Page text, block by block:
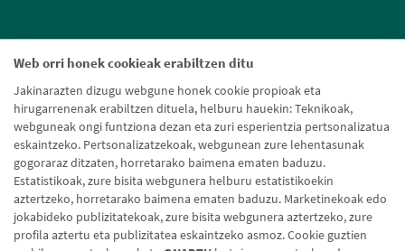
Web orri honek cookieak erabiltzen ditu
Jakinarazten dizugu webgune honek cookie propioak eta
hirugarrenenak erabiltzen dituela, helburu hauekin: Teknikoak,
webguneak ongi funtziona dezan eta zuri esperientzia pertsonalizatua
eskaintzeko. Pertsonalizatzekoak, webgunean zure lehentasunak
gogoraraz ditzaten, horretarako baimena ematen baduzu.
Estatistikoak, zure bisita webgunera helburu estatistikoekin
aztertzeko, horretarako baimena ematen baduzu. Marketinekoak edo
jokabideko publizitatekoak, zure bisita webgunera aztertzeko, zure
profila aztertu eta publizitatea eskaintzeko asmoz. Cookie guztien